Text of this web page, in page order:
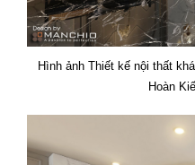
Hình ảnh Thiết kế nội thất
Hoàn